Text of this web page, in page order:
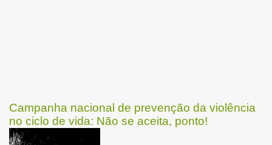
Campanha nacional de prevenção da violência
no ciclo de vida: Não se aceita, ponto!